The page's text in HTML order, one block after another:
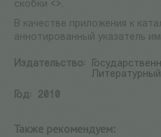
скобки <>.
В качестве приложения к
аннотированный указатель
Издательство:
Год:
2010
Также рекомендуем: